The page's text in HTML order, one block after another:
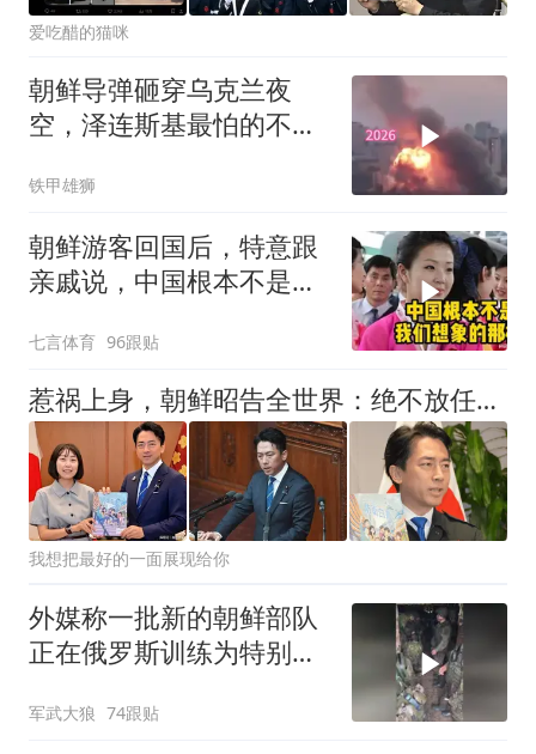
爱吃醋的猫咪
朝鲜导弹砸穿乌克兰夜
空，泽连斯基最怕的不是
了
铁甲雄狮
朝鲜游客回国后，特意跟
亲戚说，中国根本不是我
七言体育 96跟贴
惹祸上身，朝鲜昭告全世界：绝不放任日本撒野！高市还能硬撑多久
我想把最好的一面展现给你
外媒称一批新的朝鲜部队
正在俄罗斯训练为特别军
军武大狼 74跟贴